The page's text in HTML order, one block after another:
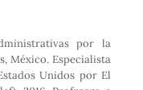
por la
México. Especialista
Unidos por El